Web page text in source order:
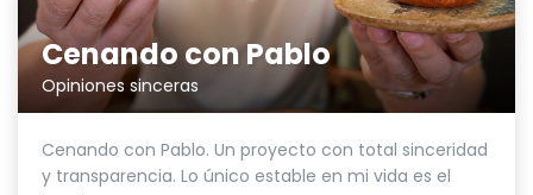
Cenando con Pablo
Opiniones sinceras
Cenando con Pablo. Un proyecto con total sinceridad
y transparencia. Lo único estable en mi vida es el